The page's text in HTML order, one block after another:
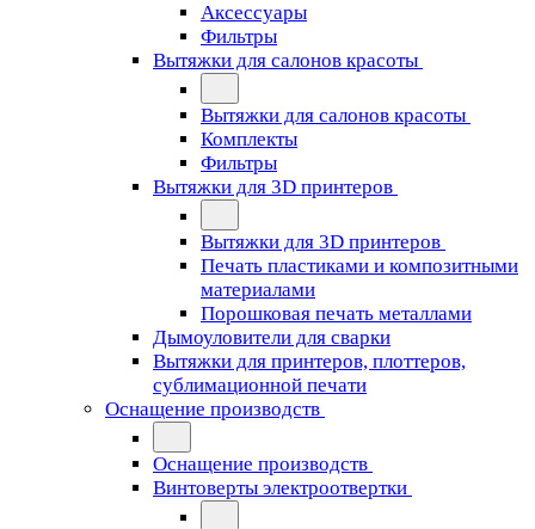
Аксессуары
Фильтры
Вытяжки для салонов красоты
Вытяжки для салонов красоты
Комплекты
Фильтры
Вытяжки для 3D принтеров
Вытяжки для 3D принтеров
Печать пластиками и композитными
материалами
Порошковая печать металлами
Дымоуловители для сварки
Вытяжки для принтеров, плоттеров,
сублимационной печати
Оснащение производств
Оснащение производств
Винтоверты электроотвертки